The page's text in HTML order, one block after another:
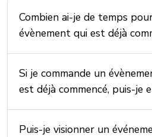
Combien ai-je de temps
évènement qui est déjà
Si je commande un
est déjà commencé, puis-je
Puis-je visionner un